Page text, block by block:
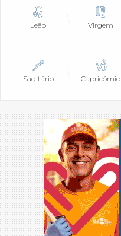
Leão Virgem
Sagitário Capricórnio